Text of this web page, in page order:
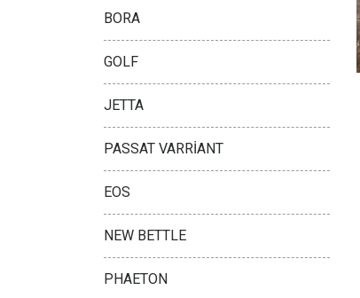
BORA
GOLF
JETTA
PASSAT VARRİANT
EOS
NEW BETTLE
PHAETON